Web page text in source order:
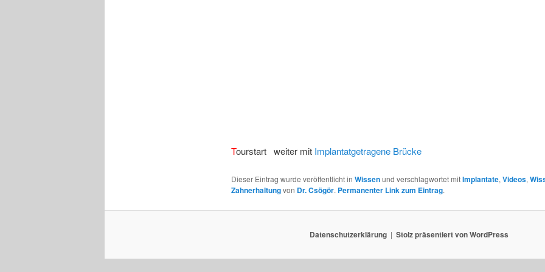
Tourstart weiter mit Implantatgetragene Brücke
Dieser Eintrag wurde veröffentlicht in Wissenund verschlagwortet mitImplantate, Videos,
Zahnerhaltungvon Dr. Csögör. Permanenter Link zum Eintrag.
Datenschutzerklärung Stolz präsentiert von WordPress